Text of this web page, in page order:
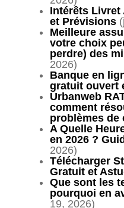
Intérêts Livret
et Prévisions
Meilleure
votre choix
perdre) des
2026)
Banque en
gratuit ouvert
Urbanweb
comment
problèmes de
A Quelle
en 2026 ?
2026)
Télécharger
Gratuit et
Que sont les
pourquoi en
19, 2026)